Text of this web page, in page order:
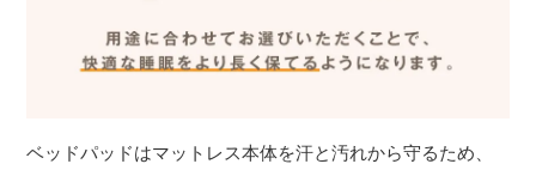
ベッドパッドはマットレス本体を汗と汚れから守るため、